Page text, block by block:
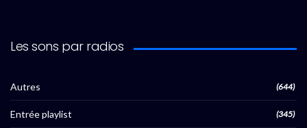
Les sons par radios
Autres (644)
Entrée playlist (345)